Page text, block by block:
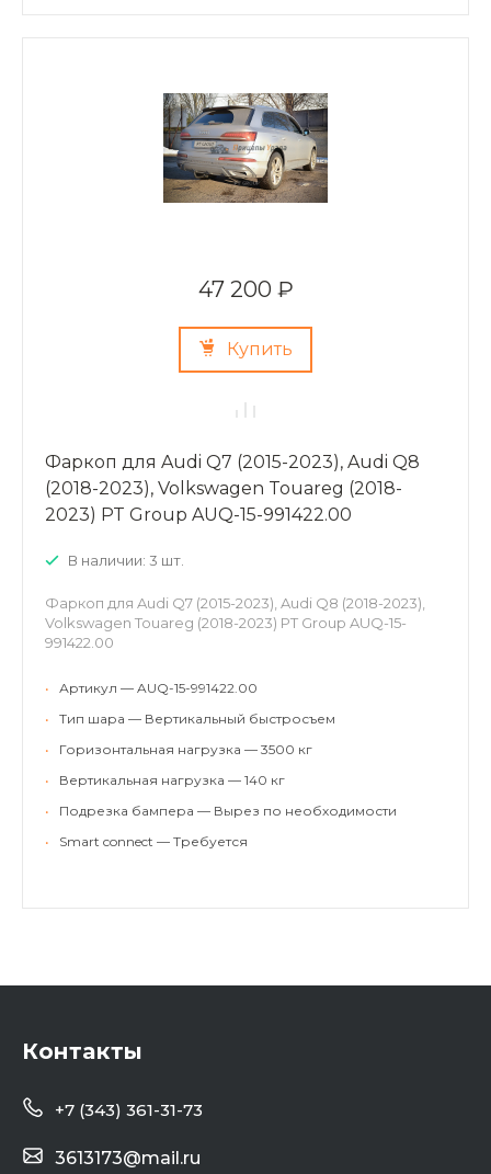
47 200 ₽
Купить
Фаркоп для Audi Q7 (2015-2023), Audi Q8
(2018-2023), Volkswagen Touareg (2018-
2023) PT Group AUQ-15-991422.00
В наличии: 3 шт.
Фаркоп для Audi Q7 (2015-2023), Audi Q8 (2018-2023),
Volkswagen Touareg (2018-2023) PT Group AUQ-15-
991422.00
•
Артикул — AUQ-15-991422.00
•
Тип шара — Вертикальный быстросъем
•
Горизонтальная нагрузка — 3500 кг
•
Вертикальная нагрузка — 140 кг
•
Подрезка бампера — Вырез по необходимости
•
Smart connect — Требуется
Контакты
+7 (343) 361-31-73
3613173@mail.ru